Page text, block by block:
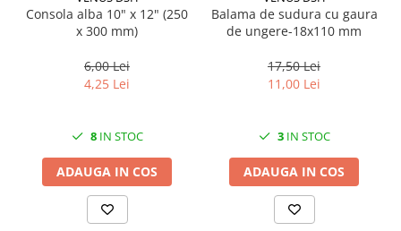
Consola alba 10" x 12" (250
x 300 mm)
6,00 Lei
4,25 Lei
8IN STOC
ADAUGA IN COS
Balama de sudura cu gaura
de ungere-18x110 mm
17,50 Lei
11,00 Lei
3IN STOC
ADAUGA IN COS